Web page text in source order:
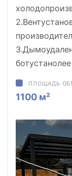
ботустанолее
ПЛОЩАДЬ
1100 м²